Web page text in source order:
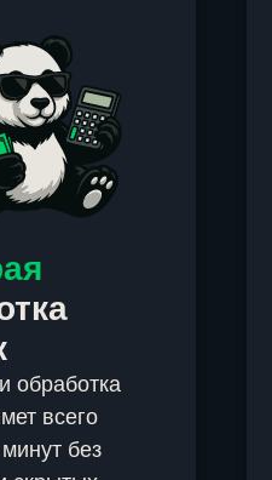
обработка
всего
без